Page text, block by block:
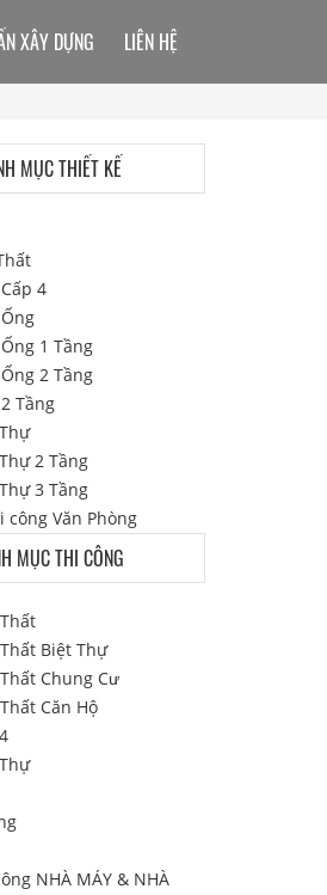
XÂY DỰNG LIÊN HỆ
MỤC THIẾT KẾ
4
1 Tầng
2 Tầng
Tầng
2 Tầng
3 Tầng
công Văn Phòng
MỤC THI CÔNG
Biệt Thự
Chung Cư
Căn Hộ
NHÀ MÁY & NHÀ